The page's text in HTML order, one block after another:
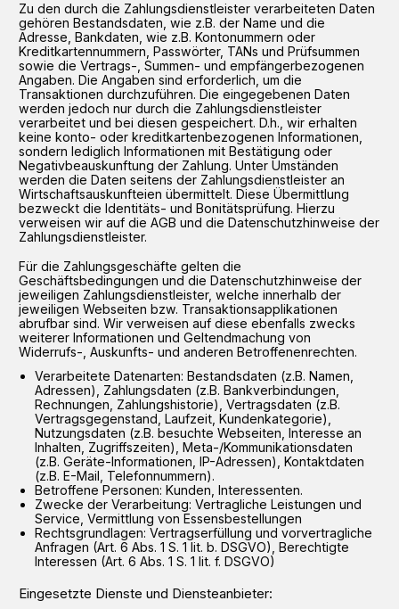
Zu den durch die Zahlungsdienstleister verarbeiteten Daten
gehören Bestandsdaten, wie z.B. der Name und die
Adresse, Bankdaten, wie z.B. Kontonummern oder
Kreditkartennummern, Passwörter, TANs und Prüfsummen
sowie die Vertrags-, Summen- und empfängerbezogenen
Angaben. Die Angaben sind erforderlich, um die
Transaktionen durchzuführen. Die eingegebenen Daten
werden jedoch nur durch die Zahlungsdienstleister
verarbeitet und bei diesen gespeichert. D.h., wir erhalten
keine konto- oder kreditkartenbezogenen Informationen,
sondern lediglich Informationen mit Bestätigung oder
Negativbeauskunftung der Zahlung. Unter Umständen
werden die Daten seitens der Zahlungsdienstleister an
Wirtschaftsauskunfteien übermittelt. Diese Übermittlung
bezweckt die Identitäts- und Bonitätsprüfung. Hierzu
verweisen wir auf die AGB und die Datenschutzhinweise der
Zahlungsdienstleister.
Für die Zahlungsgeschäfte gelten die
Geschäftsbedingungen und die Datenschutzhinweise der
jeweiligen Zahlungsdienstleister, welche innerhalb der
jeweiligen Webseiten bzw. Transaktionsapplikationen
abrufbar sind. Wir verweisen auf diese ebenfalls zwecks
weiterer Informationen und Geltendmachung von
Widerrufs-, Auskunfts- und anderen Betroffenenrechten.
Verarbeitete Datenarten: Bestandsdaten (z.B. Namen,
Adressen), Zahlungsdaten (z.B. Bankverbindungen,
Rechnungen, Zahlungshistorie), Vertragsdaten (z.B.
Vertragsgegenstand, Laufzeit, Kundenkategorie),
Nutzungsdaten (z.B. besuchte Webseiten, Interesse an
Inhalten, Zugriffszeiten), Meta-/Kommunikationsdaten
(z.B. Geräte-Informationen, IP-Adressen), Kontaktdaten
(z.B. E-Mail, Telefonnummern).
Betroffene Personen: Kunden, Interessenten.
Zwecke der Verarbeitung: Vertragliche Leistungen und
Service, Vermittlung von Essensbestellungen
Rechtsgrundlagen: Vertragserfüllung und vorvertragliche
Anfragen (Art. 6 Abs. 1 S. 1 lit. b. DSGVO), Berechtigte
Interessen (Art. 6 Abs. 1 S. 1 lit. f. DSGVO)
Eingesetzte Dienste und Diensteanbieter: